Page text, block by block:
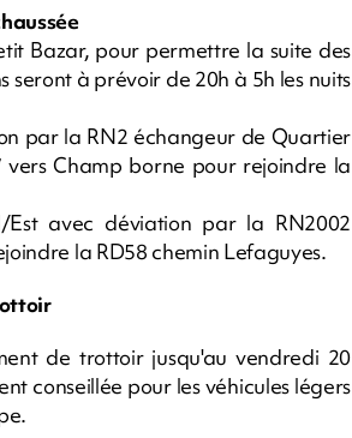
Bazar, pour permettre la suite des
à prévoir de 20h à 5h les nuits
par la RN2 échangeur de Quartier
vers Champ borne pour rejoindre la
avec déviation par la RN2002
la RD58 chemin Lefaguyes.
de trottoir jusqu'au vendredi 20
conseillée pour les véhicules légers